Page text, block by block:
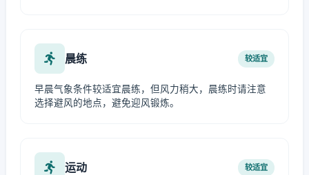
晨练 较适宜
早晨气象条件较适宜晨练，但风力稍大，晨练时请注意
选择避风的地点，避免迎风锻炼。
运动 较适宜